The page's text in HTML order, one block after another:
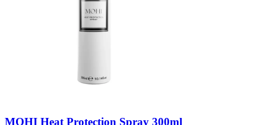
MOHI Heat Protection Spray 300ml